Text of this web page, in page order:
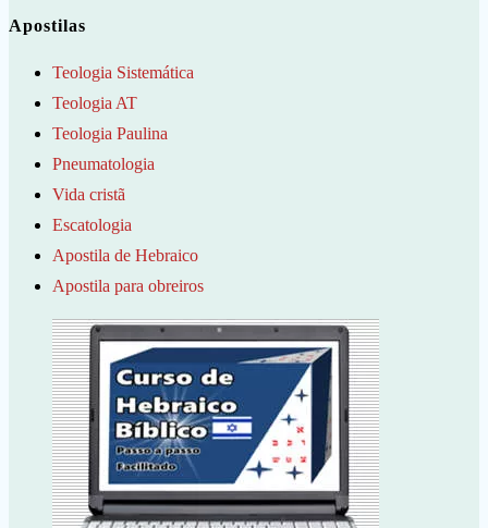
Apostilas
Teologia Sistemática
Teologia AT
Teologia Paulina
Pneumatologia
Vida cristã
Escatologia
Apostila de Hebraico
Apostila para obreiros